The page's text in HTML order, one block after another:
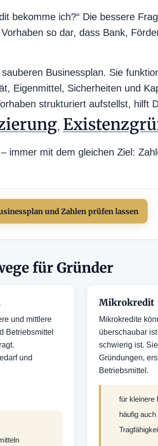
bekomme ich?“ Die bessere
so dar, dass Bank,
Businessplan. Sie
Eigenmittel, Sicherheiten und
strukturiert aufstellst, hilft
,
– immer mit dem gleichen Ziel:
und Zahlen prüfen lassen
für Gründer
und mittlere
Betriebsmittel
und
Mikrokredit
Mikrokredite
überschaubar
schwierig ist.
Gründungen,
Betriebsmittel.
für kleinere
häufig